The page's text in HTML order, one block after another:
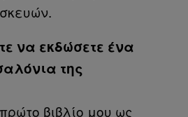
να εκδώσετε ένα
της
βιβλίο μου ως